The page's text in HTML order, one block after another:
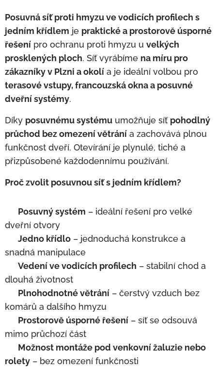
Posuvná síť proti hmyzu ve vodicích profilech s
jedním křídlem je praktické a prostorově úsporné
řešení pro ochranu proti hmyzu u velkých
prosklených ploch. Síť vyrábíme na míru pro
zákazníky v Plzni a okolí a je ideální volbou pro
terasové vstupy, francouzská okna a posuvné
dveřní systémy.
Díky posuvnému systému umožňuje síť pohodlný
průchod bez omezení větrání a zachovává plnou
funkčnost dveří. Otevírání je plynulé, tiché a
přizpůsobené každodennímu používání.
Proč zvolit posuvnou síť s jedním křídlem?
Posuvný systém – ideální řešení pro velké
dveřní otvory
Jedno křídlo – jednoduchá konstrukce a
snadná manipulace
Vedení ve vodicích profilech – stabilní chod a
dlouhá životnost
Plnohodnotné větrání – čerstvý vzduch bez
komárů a dalšího hmyzu
Prostorově úsporné řešení – síť se odsouvá
mimo průchozí část
Možnost montáže pod venkovní žaluzie nebo
rolety – bez omezení funkčnosti